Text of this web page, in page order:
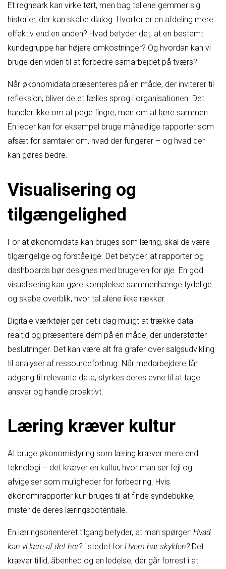
Et regneark kan virke tørt, men bag tallene gemmer sig
historier, der kan skabe dialog. Hvorfor er en afdeling mere
effektiv end en anden? Hvad betyder det, at en bestemt
kundegruppe har højere omkostninger? Og hvordan kan vi
bruge den viden til at forbedre samarbejdet på tværs?
Når økonomidata præsenteres på en måde, der inviterer til
refleksion, bliver de et fælles sprog i organisationen. Det
handler ikke om at pege fingre, men om at lære sammen.
En leder kan for eksempel bruge månedlige rapporter som
afsæt for samtaler om, hvad der fungerer – og hvad der
kan gøres bedre.
Visualisering og
tilgængelighed
For at økonomidata kan bruges som læring, skal de være
tilgængelige og forståelige. Det betyder, at rapporter og
dashboards bør designes med brugeren for øje. En god
visualisering kan gøre komplekse sammenhænge tydelige
og skabe overblik, hvor tal alene ikke rækker.
Digitale værktøjer gør det i dag muligt at trække data i
realtid og præsentere dem på en måde, der understøtter
beslutninger. Det kan være alt fra grafer over salgsudvikling
til analyser af ressourceforbrug. Når medarbejdere får
adgang til relevante data, styrkes deres evne til at tage
ansvar og handle proaktivt.
Læring kræver kultur
At bruge økonomistyring som læring kræver mere end
teknologi – det kræver en kultur, hvor man ser fejl og
afvigelser som muligheder for forbedring. Hvis
økonomirapporter kun bruges til at finde syndebukke,
mister de deres læringspotentiale.
En læringsorienteret tilgang betyder, at man spørger: Hvad
kan vi lære af det her? i stedet for Hvem har skylden? Det
kræver tillid, åbenhed og en ledelse, der går forrest i at